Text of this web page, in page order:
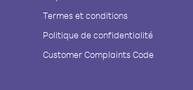
Termes et conditions
Politique de confidentialité
Customer Complaints Code